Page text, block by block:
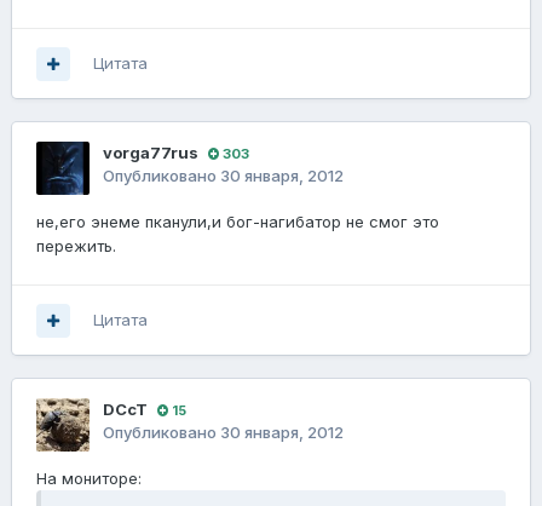
Цитата
vorga77rus 303
Опубликовано 30 января, 2012
не,его энеме пканули,и бог-нагибатор не смог это
пережить.
Цитата
DCcT 15
Опубликовано 30 января, 2012
На мониторе: